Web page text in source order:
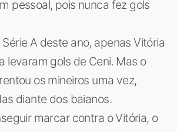
pessoal, pois nunca fez gols
A deste ano, apenas Vitória
levaram gols de Ceni. Mas o
os mineiros uma vez,
diante dos baianos.
marcar contra o Vitória, o